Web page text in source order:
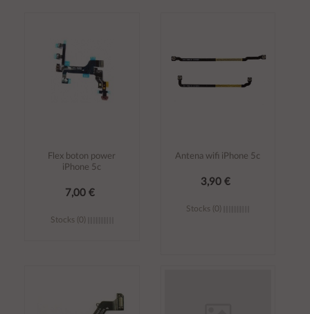
Flex boton power
iPhone 5c
7,00 €
Stocks (0)
Antena wifi iPhone 5c
3,90 €
Stocks (0)